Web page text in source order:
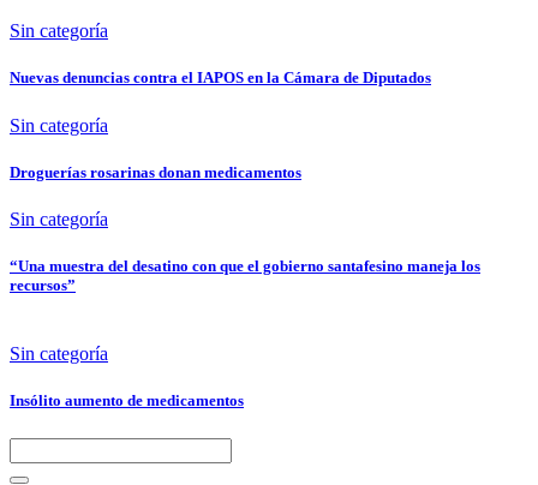
Sin categoría
Nuevas denuncias contra el IAPOS en la Cámara de Diputados
Sin categoría
Droguerías rosarinas donan medicamentos
Sin categoría
“Una muestra del desatino con que el gobierno santafesino maneja los
recursos”
Sin categoría
Insólito aumento de medicamentos